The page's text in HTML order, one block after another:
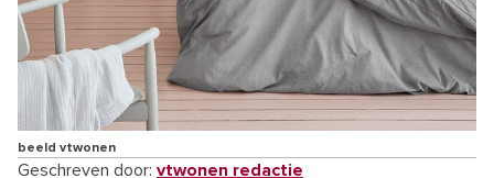
beeld vtwonen
Geschreven door: vtwonen redactie